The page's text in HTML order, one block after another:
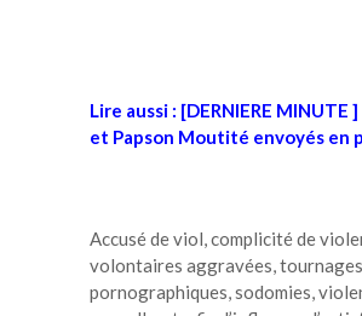
Lire aussi : [DERNIERE MINUTE
et Papson Moutité envoyés en
Accusé de viol, complicité de
volontaires aggravées,
pornographiques, sodomies,